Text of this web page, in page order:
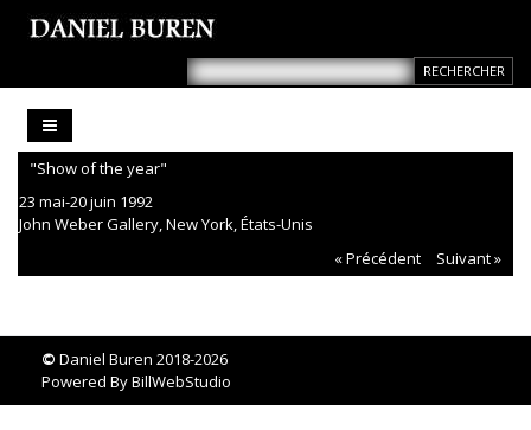
"Show of the year"
23 mai-20 juin 1992
John Weber Gallery, New York, États-Unis
« Précédent
Suivant »
© Daniel Buren 2018-2026
Powered ByBillWebStudio